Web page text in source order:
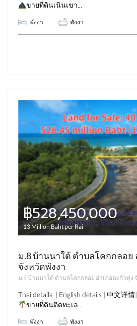
ขายที่ดินเนินเขา...
พังงา พังงา
฿528,450,000
13 Million Baht per Rai
ม.8 บ้านนาใต้ ตำบลโคกกลอย
จังหวัดพังงา
ม.8 บ้านนาใต้ ตำบลโคกกลอย อำเภอตะกั่วทุ่ง
Thai details | English details | 中文详
ขายที่ดินติดทะเล...
พังงา พังงา